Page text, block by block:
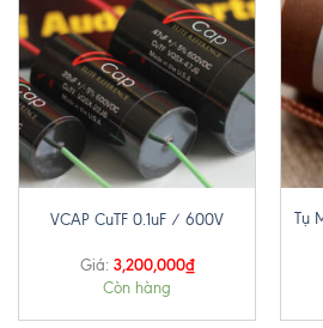
VCAP CuTF 0.1uF / 600V
Giá: 3,200,000₫
Còn hàng
Tụ